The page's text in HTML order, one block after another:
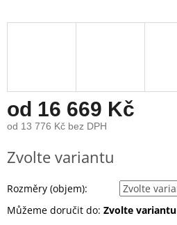
od 16 669 Kč
od 13 776 Kč bez DPH
cena:
Zvolte variantu
Rozměry (objem):
Můžeme doručit do: Zvolte variantu